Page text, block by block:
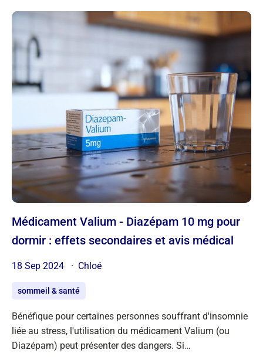
Médicament Valium - Diazépam 10 mg pour
dormir : effets secondaires et avis médical
18 Sep 2024 Chloé
sommeil & santé
Bénéfique pour certaines personnes souffrant d'insomnie
liée au stress, l'utilisation du médicament Valium (ou
Diazépam) peut présenter des dangers. Si…